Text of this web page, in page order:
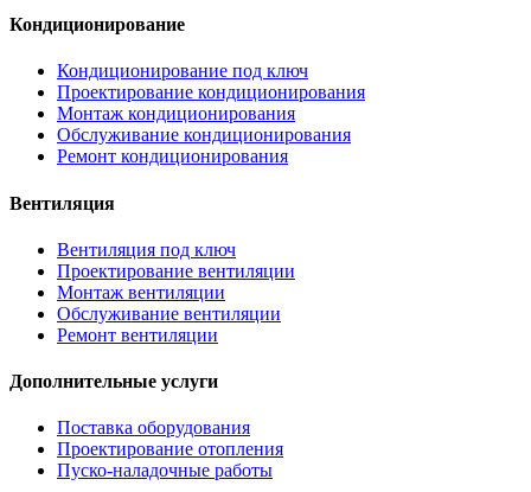
Кондиционирование
Кондиционирование под ключ
Проектирование кондиционирования
Монтаж кондиционирования
Обслуживание кондиционирования
Ремонт кондиционирования
Вентиляция
Вентиляция под ключ
Проектирование вентиляции
Монтаж вентиляции
Обслуживание вентиляции
Ремонт вентиляции
Дополнительные услуги
Поставка оборудования
Проектирование отопления
Пуско-наладочные работы